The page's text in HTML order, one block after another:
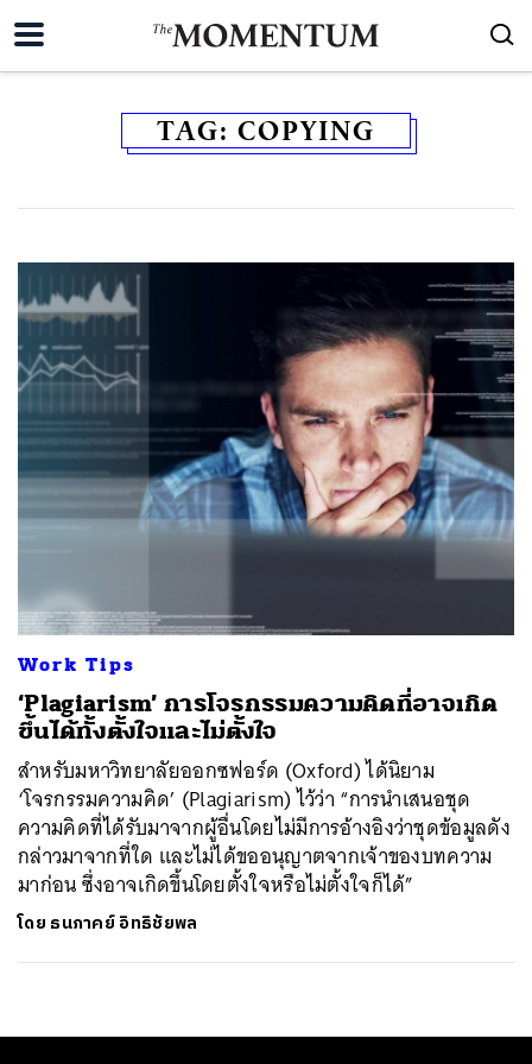
TAG: COPYING
Work Tips
‘Plagiarism’ การโจรกรรมความคิดที่อาจเกิด
ขึ้นได้ทั้งตั้งใจและไม่ตั้งใจ
สำหรับมหาวิทยาลัยออกซฟอร์ด (Oxford) ได้นิยาม
‘โจรกรรมความคิด’ (Plagiarism) ไว้ว่า “การนำเสนอชุด
ความคิดที่ได้รับมาจากผู้อื่นโดยไม่มีการอ้างอิงว่าชุดข้อมูลดัง
กล่าวมาจากที่ใด และไม่ได้ขออนุญาตจากเจ้าของบทความ
มาก่อน ซึ่งอาจเกิดขึ้นโดยตั้งใจหรือไม่ตั้งใจก็ได้”
โดย ธนภาคย์ อิทธิชัยพล
SHARE TWEET LINE EMAIL